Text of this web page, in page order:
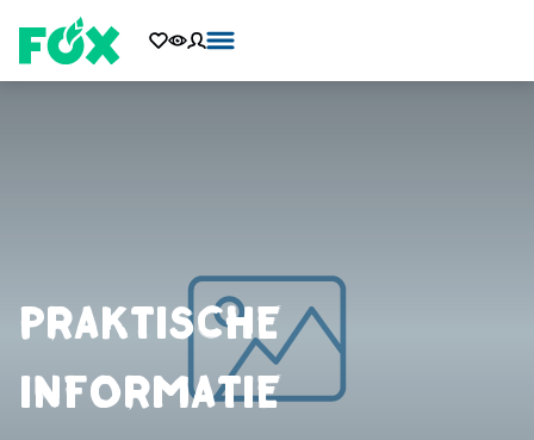
PRAKTISCHE
INFORMATIE